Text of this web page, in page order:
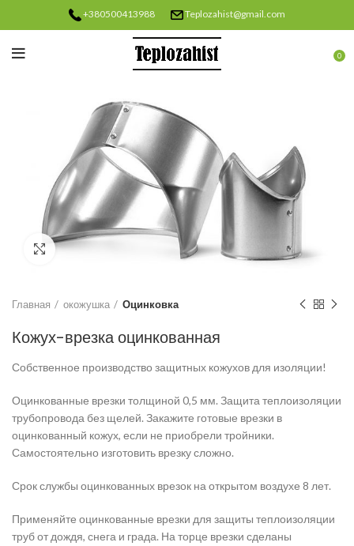
+380500413988 Teplozahist@gmail.com
0
Нажмите, чтобы увеличить
Главная окожушка Оцинковка
Кожух-врезка оцинкованная
Собственное производство защитных кожухов для изоляции!
Оцинкованные врезки толщиной 0,5 мм. Защита теплоизоляции
трубопровода без щелей. Закажите готовые врезки в
оцинкованный кожух, если не приобрели тройники.
Самостоятельно изготовить врезку сложно.
Срок службы оцинкованных врезок на открытом воздухе 8 лет.
Применяйте оцинкованные врезки для защиты теплоизоляции
труб от дождя, снега и града. На торце врезки сделаны